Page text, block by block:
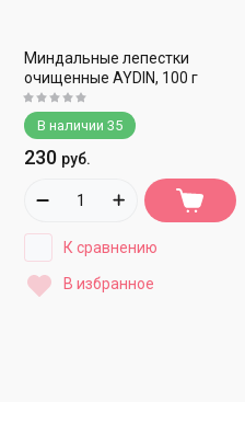
Миндальные лепестки
очищенные AYDIN, 100 г
В наличии 35
230 руб.
К сравнению
В избранное